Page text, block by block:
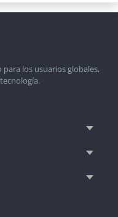
los usuarios globales,